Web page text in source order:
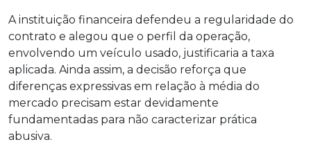
A instituição financeira defendeu a regularidade do
contrato e alegou que o perfil da operação,
envolvendo um veículo usado, justificaria a taxa
aplicada. Ainda assim, a decisão reforça que
diferenças expressivas em relação à média do
mercado precisam estar devidamente
fundamentadas para não caracterizar prática
abusiva.